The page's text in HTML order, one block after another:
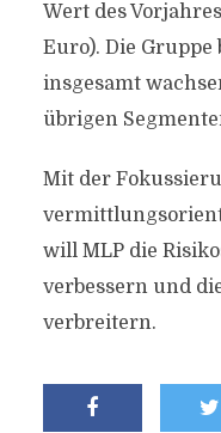
Wert des
Euro). Die
insgesamt
übrigen
Mit der
will MLP die
verbessern und
verbreitern.